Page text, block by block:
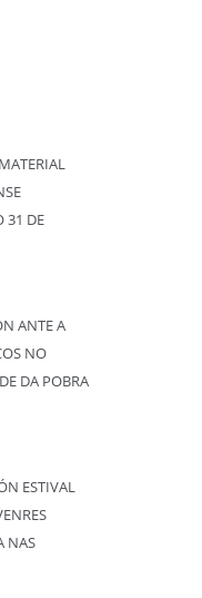
31 DE
ANTE A
NO
DA POBRA
ESTIVAL
NAS